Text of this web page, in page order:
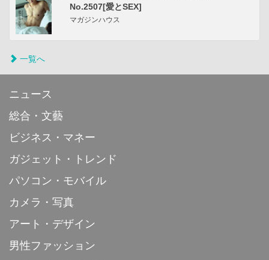
No.2507[愛とSEX]
マガジンハウス
一覧へ
ニュース
総合・文藝
ビジネス・マネー
ガジェット・トレンド
パソコン・モバイル
カメラ・写真
アート・デザイン
男性ファッション